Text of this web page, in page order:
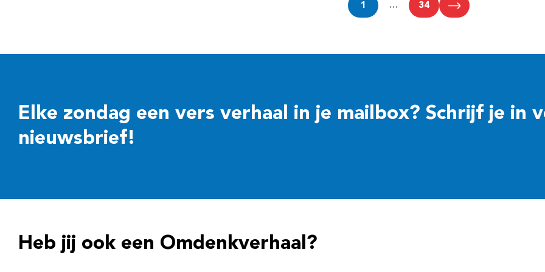
1 … 34
Elke zondag een vers verhaal in je mailbox? Schrijf je in
nieuwsbrief!
Heb jij ook een Omdenkverhaal?